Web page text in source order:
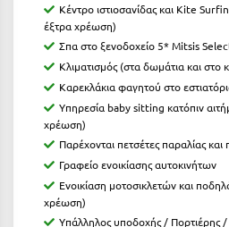
Λαγκάδια
Λακόπετρα Αχαΐας
Λακωνία
Λασίθι
Λεπτοκαρυά
Λέσβος
Κέντρο ιστιοσανίδας και Kite
έξτρα χρέωση)
Σπα στο ξενοδοχείο 5* Mitsis
Κλιματισμός (στα δωμάτια και στο
Καρεκλάκια φαγητού στο
Υπηρεσία baby sitting κατόπιν
χρέωση)
Παρέχονται πετσέτες παραλίας και
Γραφείο ενοικίασης αυτοκινήτων
Ενοικίαση μοτοσικλετών και
χρέωση)
Υπάλληλος υποδοχής /